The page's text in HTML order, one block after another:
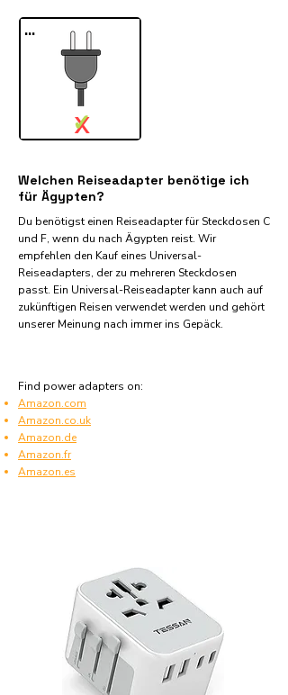
...
X
✓
Welchen Reiseadapter benötige ich
für Ägypten?
Du benötigst einen Reiseadapter für Steckdosen C
und F, wenn du nach Ägypten reist. Wir
empfehlen den Kauf eines Universal-
Reiseadapters, der zu mehreren Steckdosen
passt. Ein Universal-Reiseadapter kann auch auf
zukünftigen Reisen verwendet werden und gehört
unserer Meinung nach immer ins Gepäck.
Find power adapters on:
Amazon.com
Amazon.co.uk
Amazon.de
Amazon.fr
Amazon.es